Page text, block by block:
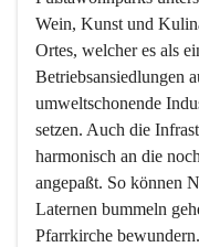
Wein, Kunst und
Ortes, welcher es als
Betriebsansiedlungen
umweltschonende
setzen. Auch die
harmonisch an die
angepaßt. So können
Laternen bummeln
Pfarrkirche bewundern.